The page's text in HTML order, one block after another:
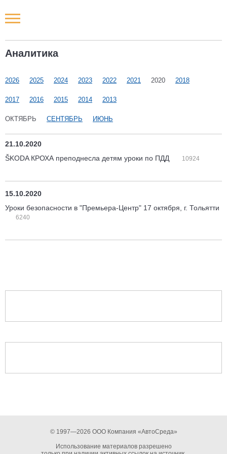
Аналитика
2026 2025 2024 2023 2022 2021 2020 2018
2017 2016 2015 2014 2013
ОКТЯБРЬ СЕНТЯБРЬ ИЮНЬ
21.10.2020
ŠKODA КРОХА преподнесла детям уроки по ПДД
10924
15.10.2020
Уроки безопасности в "Премьера-Центр" 17 октября, г. Тольятти
6240
© 1997—2026 ООО Компания «АвтоСреда»
Использование материалов разрешено
Новости РФ
Наши мероприятия
Статьи